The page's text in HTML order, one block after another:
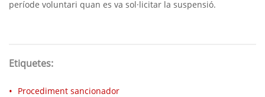
període voluntari quan es va sol·licitar la suspensió.
Etiquetes:
Procediment sancionador